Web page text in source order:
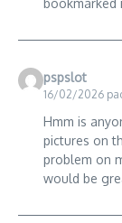
bookmarked
pspslot
16/02/2026
Hmm is
pictures on
problem on
would be